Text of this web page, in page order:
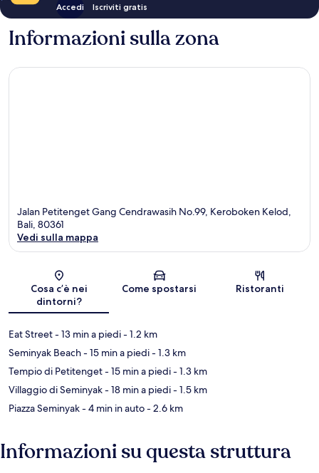
Accedi Iscriviti gratis
Informazioni sulla zona
Jalan Petitenget Gang Cendrawasih No.99, Keroboken Kelod,
Bali, 80361
Vedi sulla mappa
Cosa c’è nei
dintorni?
Come spostarsi Ristoranti
Eat Street- 13 min a piedi- 1.2 km
Seminyak Beach- 15 min a piedi- 1.3 km
Tempio di Petitenget- 15 min a piedi- 1.3 km
Villaggio di Seminyak- 18 min a piedi- 1.5 km
Piazza Seminyak- 4 min in auto- 2.6 km
Informazioni su questa struttura